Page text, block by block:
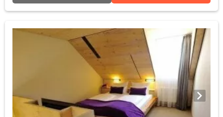
überwinden Sie dabei die Wehrgangsbrüstung, bevor Sie es sich
Selbstverständlich erfüllen die Wehrgang-Zimmer sämtliche
Standards der internationalen Hotellerie. Als Gast verfügen Sie
u.a. über eine regelbare Klimaanlage, 40 Zoll LCD-TV, Sky-free-to-
Guest, kostenfreies WLan, Radio, Telefon, Safe, Wecker sowie
eine Kaffee- und Teestation.